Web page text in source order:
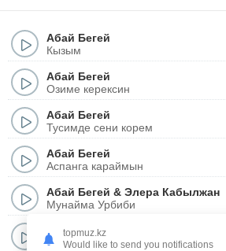
Абай Бегей
Кызым
Абай Бегей
Озиме керексин
Абай Бегей
Тусимде сени корем
Абай Бегей
Аспанга караймын
Абай Бегей & Элера Кабылжан
Мунайма Урбиби
Абай Бегей
Омир
topmuz.kz
Would like to send you notifications